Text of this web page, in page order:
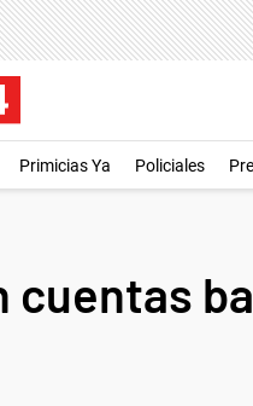
Primicias Ya Policiales